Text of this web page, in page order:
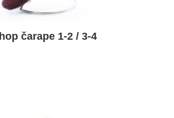
čarape 1-2 / 3-4